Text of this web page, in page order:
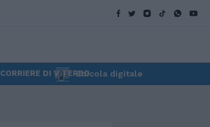
CORRIERE DI VITERBOEdicola digitale